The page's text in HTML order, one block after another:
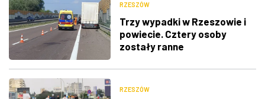
RZESZÓW
Trzy wypadki w Rzeszowie i
powiecie. Cztery osoby
zostały ranne
RZESZÓW